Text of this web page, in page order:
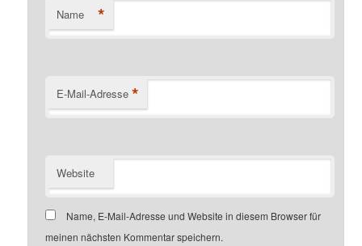
Name *
E-Mail-Adresse *
Website
Name, E-Mail-Adresse und Website in diesem Browser für
meinen nächsten Kommentar speichern.